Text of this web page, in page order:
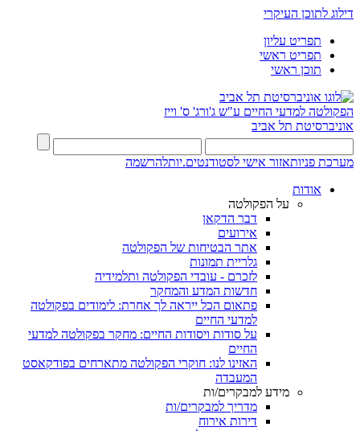
דילוג לתוכן העיקרי
תפריט עליון
תפריט ראשי
תוכן ראשי
הפקולטה למדעי החיים ע"ש ג'ורג' ס' וייז
אוניברסיטת תל אביב
מערכת פניותאזור אישי לסטודנטים.יותלהרשמה
אודות
על הפקולטה
דבר הדקאן
אירועים
אתר הבטיחות של הפקולטה
גלריית תמונות
לזכרם - עובדי הפקולטה ותלמידיה
חדשות המדע והמחקר
פתאום הכל ייראה לך אחרת: לימודים בפקולטה
למדעי החיים
על סודות ויסודות החיים: מחקר בפקולטה למדעי
החיים
האזינו לנו: חוקרי הפקולטה מתארחים בפודקאסט
המעבדה
מידע למבקרים/ות
מדריך למבקרים/ות
דירות אירוח